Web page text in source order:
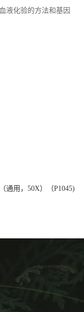
液化验的方法和基因
通用，50X）（P1045)